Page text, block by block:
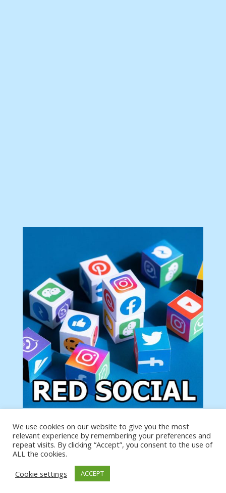
Tu anuncio va aquí
Podemos poner tu anuncio aquí con un link de tu
producto o página
We use cookies on our website to give you the most
relevant experience by remembering your preferences and
repeat visits. By clicking “Accept”, you consent to the use of
ALL the cookies.
Cookie settings
ACCEPT
https://analytics.google.com/analytics/web/?